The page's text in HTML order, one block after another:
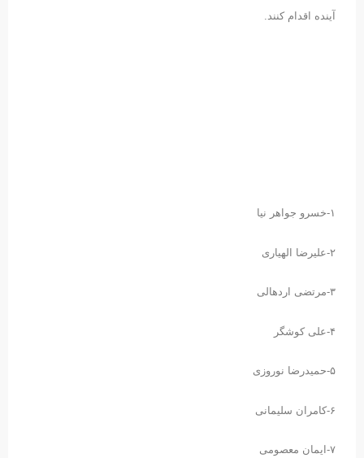
آینده اقدام کنند.
۲-علیرضا الهیاری
۳-مرتضی اردهالی
۴-علی کوشگر
۵-حمیدرضا نوروزی
۶-کامران سلیمانی
۷-ایمان معصومی